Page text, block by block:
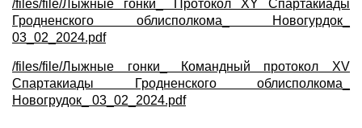
/files/file/Лыжные гонки_ Протокол XY Cпартакиады
Гродненского облисполкома_ Новогурдок_
03_02_2024.pdf
/files/file/Лыжные гонки_ Командный протокол XV
Спартакиады Гродненского облисполкома_
Новогрудок_ 03_02_2024.pdf